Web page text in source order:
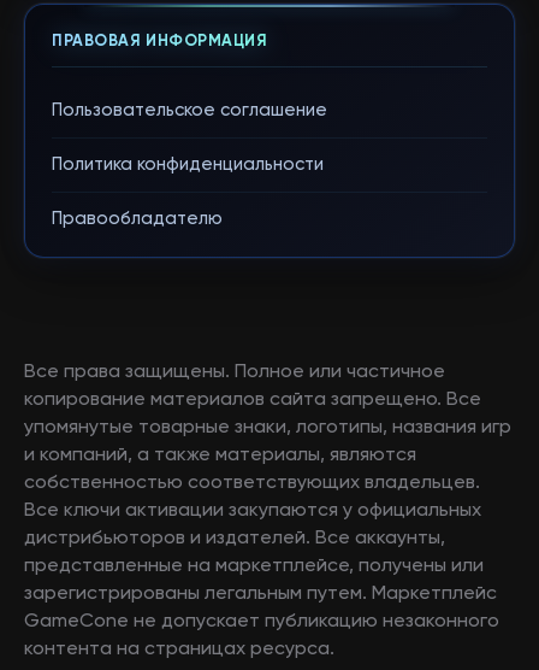
ПРАВОВАЯ ИНФОРМАЦИЯ
Пользовательское соглашение
Политика конфиденциальности
Правообладателю
Все права защищены. Полное или частичное
копирование материалов сайта запрещено. Все
упомянутые товарные знаки, логотипы, названия игр
и компаний, а также материалы, являются
собственностью соответствующих владельцев.
Все ключи активации закупаются у официальных
дистрибьюторов и издателей. Все аккаунты,
представленные на маркетплейсе, получены или
зарегистрированы легальным путем. Маркетплейс
GameCone не допускает публикацию незаконного
контента на страницах ресурса.